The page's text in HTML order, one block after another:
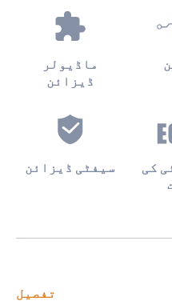
ماڈیولر
ڈیزائن
سیفٹی ڈیزائن
کی
تفصیل